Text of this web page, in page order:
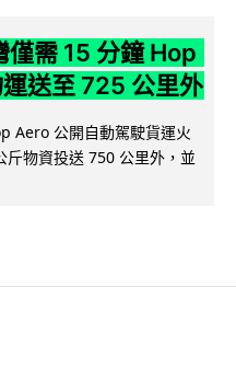
僅需 15 分鐘 Hop
送至 725 公里外
Aero 公開自動駕駛貨運火
物資投送 750 公里外，並